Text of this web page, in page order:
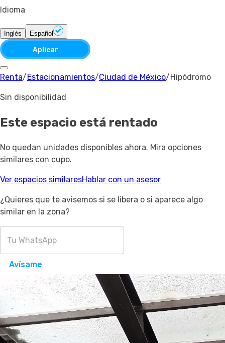
Idioma
Inglés Español
Aplicar
Renta/ Estacionamientos/Ciudad de México/ Hipódromo
Sin disponibilidad
Este espacio está rentado
No quedan unidades disponibles ahora. Mira opciones
similares con cupo.
Ver espacios similaresHablar con un asesor
¿Quieres que te avisemos si se libera o si aparece algo
similar en la zona?
Avísame